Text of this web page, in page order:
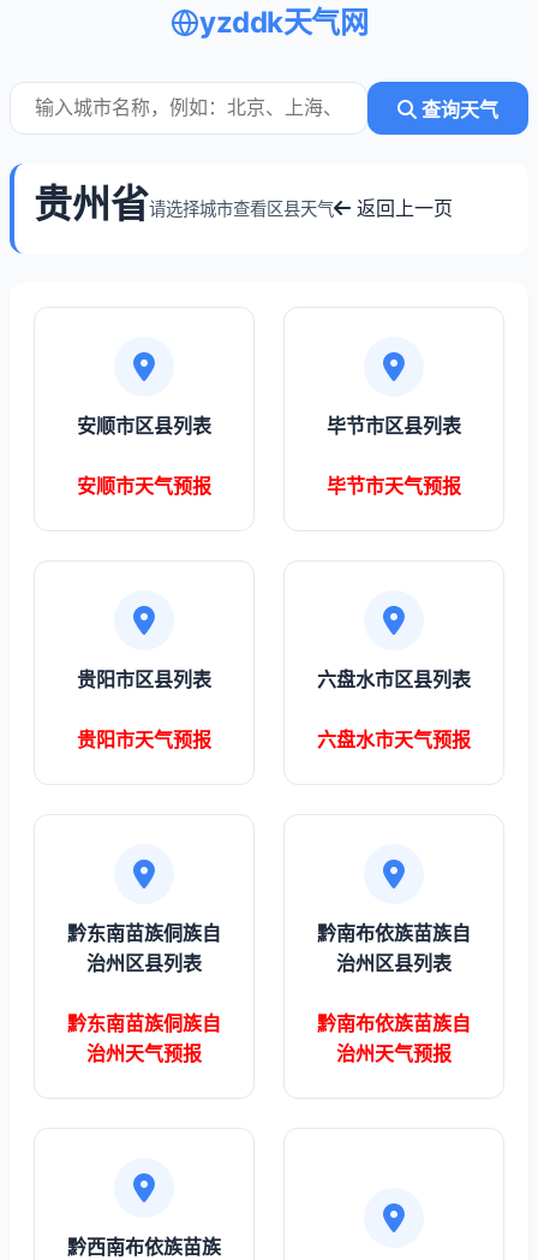
yzddk天气网
查询天气
贵州省请选择城市查看区县天气 返回上一页
安顺市区县列表
安顺市天气预报
毕节市区县列表
毕节市天气预报
贵阳市区县列表
贵阳市天气预报
六盘水市区县列表
六盘水市天气预报
黔东南苗族侗族自
治州区县列表
黔东南苗族侗族自
治州天气预报
黔南布依族苗族自
治州区县列表
黔南布依族苗族自
治州天气预报
黔西南布依族苗族